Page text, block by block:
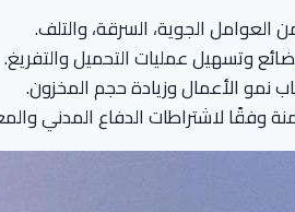
العوامل الجوية، السرقة، والتلف.
وتسهيل عمليات التحميل والتفريغ.
نمو الأعمال وزيادة حجم المخزون.
وفقًا لاشتراطات الدفاع المدني